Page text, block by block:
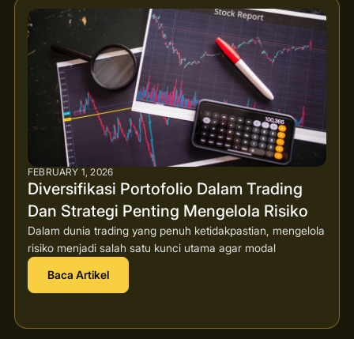
FEBRUARY 1, 2026
Diversifikasi Portofolio Dalam Trading
Dan Strategi Penting Mengelola Risiko
Dalam dunia trading yang penuh ketidakpastian, mengelola
risiko menjadi salah satu kunci utama agar modal
Baca Artikel